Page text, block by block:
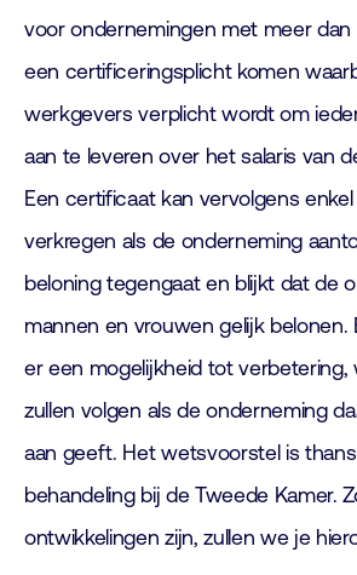
voor ondernemingen met meer
een certificeringsplicht komen
werkgevers verplicht wordt om
aan te leveren over het salaris van
Een certificaat kan vervolgens
verkregen als de onderneming
beloning tegengaat en blijkt dat de
mannen en vrouwen gelijk belonen.
er een mogelijkheid tot verbetering,
zullen volgen als de onderneming
aan geeft. Het wetsvoorstel is
behandeling bij de Tweede Kamer.
ontwikkelingen zijn, zullen we je